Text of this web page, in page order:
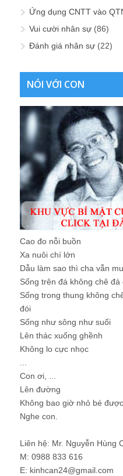
Ứng dụng CNTT vào
Vui cười nhân sự (86)
Đánh giá nhân sự (22)
NÓI VỚI CON
Cao đo nỗi buồn
Xa nuôi chí lớn
Dẫu làm sao thì cha vẫn
Sống trên đá không chê đá
Sống trong thung không
đói
Sống như sông như suối
Lên thác xuống ghềnh
Không lo cực nhọc
Con ơi, ...
Lên đường
Không bao giờ nhỏ bé được
Nghe con.
Liên hệ: Mr. Nguyễn Hùng
M: 0988 833 616
E: kinhcan24@gmail.com